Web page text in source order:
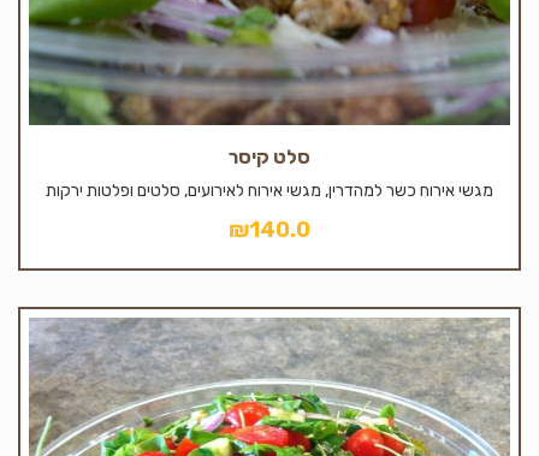
סלט קיסר
מגשי אירוח כשר למהדרין, מגשי אירוח לאירועים, סלטים ופלטות ירקות
₪140.0